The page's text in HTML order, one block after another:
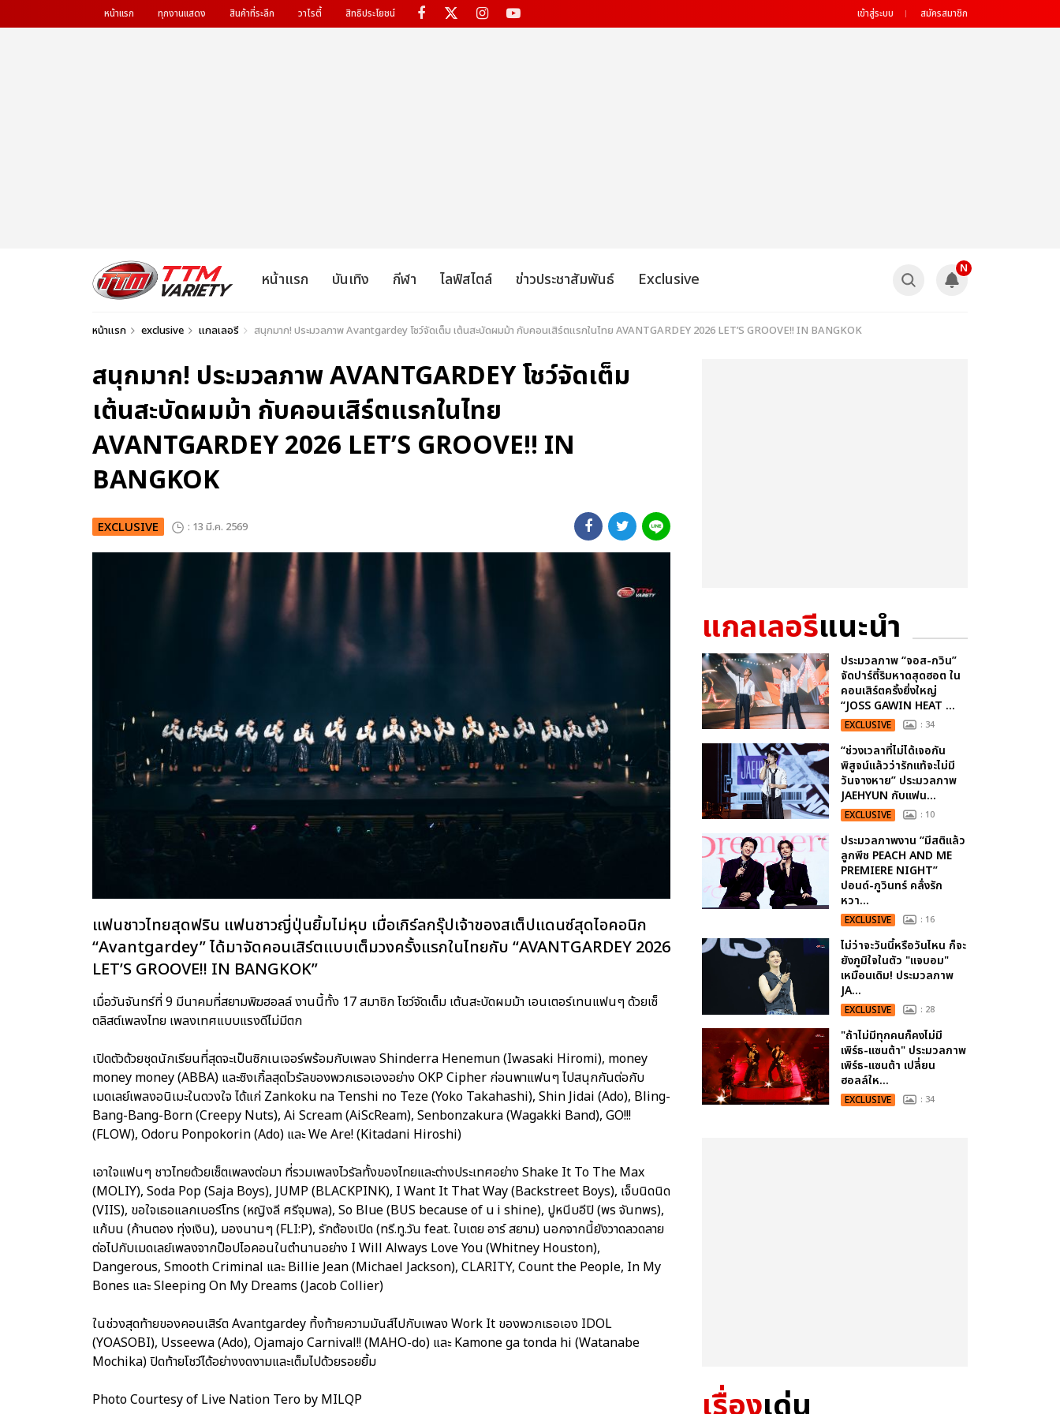
หน้าแรก ทุกงานแสดง สินค้าที่ระลึก วาไรตี้ สิทธิประโยชน์ เข้าสู่ระบบ สมัครสมาชิก
หน้าแรก บันเทิง กีฬา ไลฟ์สไตล์ ข่าวประชาสัมพันธ์ Exclusive
N
หน้าแรก exclusive แกลเลอรี สนุกมาก! ประมวลภาพ Avantgardey โชว์จัดเต็ม เต้นสะบัดผมม้า กับคอนเสิร์ตแรกในไทย AVANTGARDEY 2026 LET’S GROOVE!! IN BANGKOK
สนุกมาก! ประมวลภาพ AVANTGARDEY โชว์จัดเต็ม
เต้นสะบัดผมม้า กับคอนเสิร์ตแรกในไทย
AVANTGARDEY 2026 LET’S GROOVE!! IN
BANGKOK
EXCLUSIVE : 13 มี.ค. 2569
แฟนชาวไทยสุดฟริน แฟนชาวญี่ปุ่นยิ้มไม่หุบ เมื่อเกิร์ลกรุ๊ปเจ้าของสเต็ปแดนซ์สุดไอคอนิก
“Avantgardey” ได้มาจัดคอนเสิร์ตแบบเต็มวงครั้งแรกในไทยกับ “AVANTGARDEY 2026
LET’S GROOVE!! IN BANGKOK”
เมื่อวันจันทร์ที่ 9 มีนาคมที่สยามพิฆฮอลล์ งานนี้ทั้ง 17 สมาชิก โชว์จัดเต็ม เต้นสะบัดผมม้า เอนเตอร์เทนแฟนๆ ด้วยเซ็
ตลิสต์เพลงไทย เพลงเทศแบบแรงดีไม่มีตก
เปิดตัวด้วยชุดนักเรียนที่สุดจะเป็นซิกเนเจอร์พร้อมกับเพลง Shinderra Henemun (Iwasaki Hiromi), money
money money (ABBA) และซิงเกิ้ลสุดไวรัลของพวกเธอเองอย่าง OKP Cipher ก่อนพาแฟนๆ ไปสนุกกันต่อกับ
เมดเลย์เพลงอนิเมะในดวงใจ ได้แก่ Zankoku na Tenshi no Teze (Yoko Takahashi), Shin Jidai (Ado), Bling-
Bang-Bang-Born (Creepy Nuts), Ai Scream (AiScReam), Senbonzakura (Wagakki Band), GO!!!
(FLOW), Odoru Ponpokorin (Ado) และ We Are! (Kitadani Hiroshi)
เอาใจแฟนๆ ชาวไทยด้วยเซ็ตเพลงต่อมา ที่รวมเพลงไวรัลทั้งของไทยและต่างประเทศอย่าง Shake It To The Max
(MOLIY), Soda Pop (Saja Boys), JUMP (BLACKPINK), I Want It That Way (Backstreet Boys), เจ็บนิดนิด
(VIIS), ขอใจเธอแลกเบอร์โทร (หญิงลี ศรีจุมพล), So Blue (BUS because of u i shine), ปูหนีบอีปิ (พร จันทพร),
แก้บน (ก้านตอง ทุ่งเงิน), มองนานๆ (FLI:P), รักต้องเปิด (ทรี.ทู.วัน feat. ใบเตย อาร์ สยาม) นอกจากนี้ยังวาดลวดลาย
ต่อไปกับเมดเลย์เพลงจากป็อปไอคอนในตำนานอย่าง I Will Always Love You (Whitney Houston),
Dangerous, Smooth Criminal และ Billie Jean (Michael Jackson), CLARITY, Count the People, In My
Bones และ Sleeping On My Dreams (Jacob Collier)
ในช่วงสุดท้ายของคอนเสิร์ต Avantgardey ทิ้งท้ายความมันส์ไปกับเพลง Work It ของพวกเธอเอง IDOL
(YOASOBI), Usseewa (Ado), Ojamajo Carnival!! (MAHO-do) และ Kamone ga tonda hi (Watanabe
Mochika) ปิดท้ายโชว์ได้อย่างงดงามและเต็มไปด้วยรอยยิ้ม
Photo Courtesy of Live Nation Tero by MILQP
แกลเลอรีแนะนำ
ประมวลภาพ “จอส-กวิน”
จัดปาร์ตี้ริมหาดสุดฮอต ใน
คอนเสิร์ตครั้งยิ่งใหญ่
“JOSS GAWIN HEAT ...
EXCLUSIVE : 34
“ช่วงเวลาที่ไม่ได้เจอกัน
พิสูจน์แล้วว่ารักแท้จะไม่มี
วันจางหาย” ประมวลภาพ
JAEHYUN กับแฟน...
EXCLUSIVE : 10
ประมวลภาพงาน “มีสติแล้ว
ลูกพีช PEACH AND ME
PREMIERE NIGHT”
ปอนด์-ภูวินทร์ คลั่งรัก
หวา...
EXCLUSIVE : 16
ไม่ว่าจะวันนี้หรือวันไหน ก็จะ
ยังภูมิใจในตัว "แจบอม"
เหมือนเดิม! ประมวลภาพ
JA...
EXCLUSIVE : 28
"ถ้าไม่มีทุกคนก็คงไม่มี
เพิร์ธ-แซนต้า" ประมวลภาพ
เพิร์ธ-แซนต้า เปลี่ยน
ฮอลล์ให...
EXCLUSIVE : 34